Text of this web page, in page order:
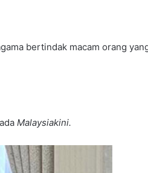
bertindak macam orang
Malaysiakini.